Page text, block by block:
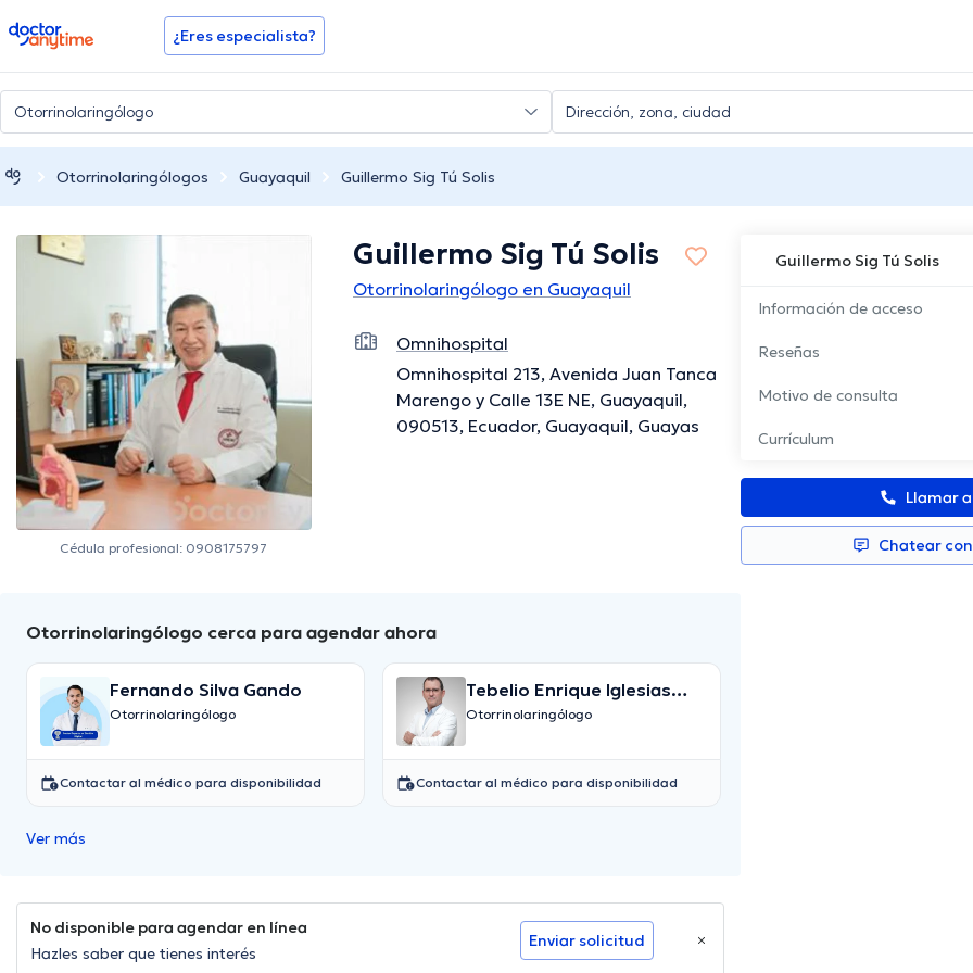
doctoranytime ¿Eres especialista?
Otorrinolaringólogos Guayaquil Guillermo Sig Tú Solis
Guillermo Sig Tú Solis
Información de acceso
Reseñas
Motivo de consulta
Currículum
Llamar
Chatear
Cédula profesional: 0908175797
Guillermo Sig Tú Solis
Otorrinolaringólogo en Guayaquil
Omnihospital
Omnihospital 213, Avenida Juan Tanca
Marengo y Calle 13E NE, Guayaquil,
090513, Ecuador, Guayaquil, Guayas
Otorrinolaringólogo cerca para agendar ahora
Fernando Silva Gando
Otorrinolaringólogo
Contactar al médico para disponibilidad
Tebelio Enrique Iglesias
Marimon
Otorrinolaringólogo
Contactar al médico para disponibilidad
Ver más
No disponible para agendar en línea
Hazles saber que tienes interés
Enviar solicitud